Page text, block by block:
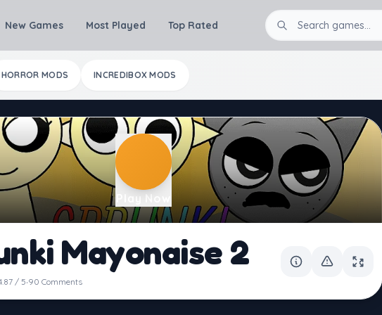
New Games Most Played Top Rated
HORROR MODS INCREDIBOX MODS
Play Now
Mayonaise 2
/ 5·90 Comments